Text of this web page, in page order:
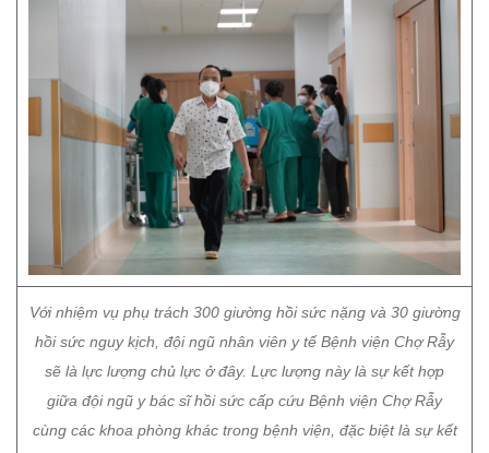
Với nhiệm vụ phụ trách 300 giường hồi sức nặng và 30 giường
hồi sức nguy kịch, đội ngũ nhân viên y tế Bệnh viện Chợ Rẫy
sẽ là lực lượng chủ lực ở đây. Lực lượng này là sự kết hợp
giữa đội ngũ y bác sĩ hồi sức cấp cứu Bệnh viện Chợ Rẫy
cùng các khoa phòng khác trong bệnh viện, đặc biệt là sự kết